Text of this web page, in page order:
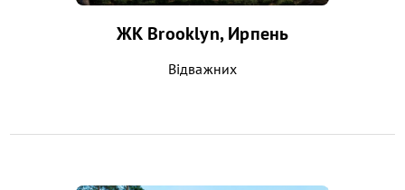
ЖК Brooklyn, Ирпень
Відважних